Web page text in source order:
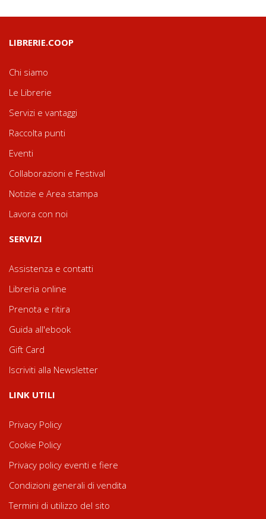
LIBRERIE.COOP
Chi siamo
Le Librerie
Servizi e vantaggi
Raccolta punti
Eventi
Collaborazioni e Festival
Notizie e Area stampa
Lavora con noi
SERVIZI
Assistenza e contatti
Libreria online
Prenota e ritira
Guida all'ebook
Gift Card
Iscriviti alla Newsletter
LINK UTILI
Privacy Policy
Cookie Policy
Privacy policy eventi e fiere
Condizioni generali di vendita
Termini di utilizzo del sito